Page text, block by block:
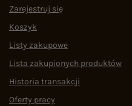
Zarejestruj się
Koszyk
Listy zakupowe
Lista zakupionych produktów
Historia transakcji
Oferty pracy